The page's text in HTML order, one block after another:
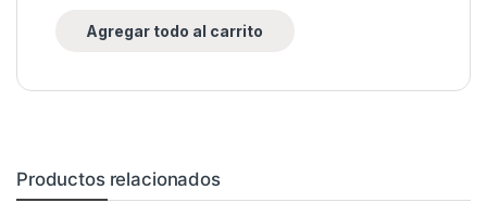
Agregar todo al carrito
Productos relacionados